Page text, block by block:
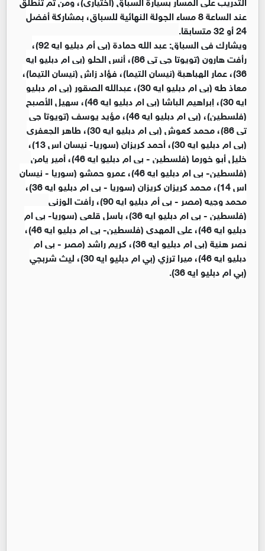
عند الساعة 8 مساء الجولة النهائية للسباق، بمشاركة أفضل
24 أو 32 متسابقا.
ويشارك في السباق: عبد الله حمادة (بي أم دبليو ايه 92)،
رأفت هارون (تويوتا جي تي 86)، أنس الحلو (بي ام دبليو ايه
36)، عمار الهباهبة (نيسان التيما)، فؤاد زاش (نيسان التيما)،
معاذ طه (بي ام دبليو ايه 30)، عبدالله الصقور (بي ام دبليو
ايه 30)، إبراهيم الباشا (بي ام دبليو ايه 46)، سهيل الأصبح
(فلسطين)، (بي ام دبليو ايه 46)، مؤيد يوسف (تويوتا جي
تي 86)، محمد كعوش (بي ام دبليو ايه 30)، طاهر الجعفري
(بي ام دبليو ايه 30)، أحمد كريزان (سوريا- نيسان اس 13)،
خليل أبو خورما (فلسطين - بي ام دبليو ايه 46)، أمير يامن
(فلسطين- بي ام دبليو ايه 46)، عمرو حمشو (سوريا - نيسان
اس 14)، محمد كريزان كريزان (سوريا - بي ام دبليو ايه 36)،
محمد وجيه (مصر - بي أم دبليو ايه 90)، رأفت الوزني
(فلسطين - بي ام دبليو ايه 36)، باسل قلعي (سوريا- بي ام
دبليو ايه 46)، علي المهدي (فلسطين- بي ام دبليو ايه 46)،
نصر هنية (بي ام دبليو ايه 36)، كريم راشد (مصر - بي ام
دبليو ايه 46)، ميرا ترزي (بي ام دبليو ايه 30)، ليث شربجي
(بي ام دبليو ايه 36).